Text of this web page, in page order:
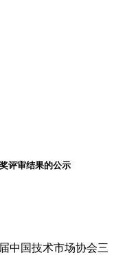
评审结果的公示
中国技术市场协会三